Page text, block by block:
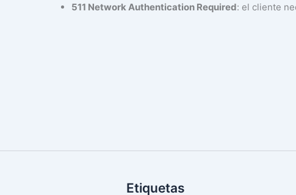
511 Network Authentication Required: el cliente
Etiquetas